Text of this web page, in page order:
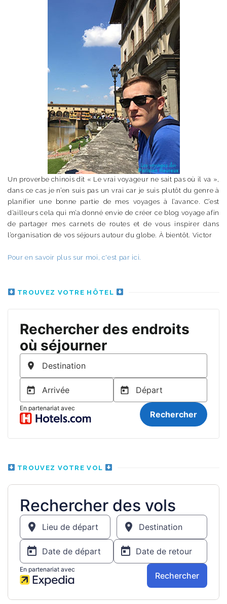
Un proverbe chinois dit « Le vrai voyageur ne sait pas où il va »,
dans ce cas je n’en suis pas un vrai car je suis plutôt du genre à
planifier une bonne partie de mes voyages à l’avance. C’est
d’ailleurs cela qui m’a donné envie de créer ce blog voyage afin
de partager mes carnets de routes et de vous inspirer dans
l’organisation de vos séjours autour du globe. À bientôt. Victor
Pour en savoir plus sur moi, c'est par ici.
TROUVEZ VOTRE HÔTEL
TROUVEZ VOTRE VOL